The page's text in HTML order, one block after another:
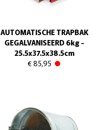
AUTOMATISCHE TRAPBAK
GEGALVANISEERD 6kg -
25.5x37.5x38.5cm
€ 85,95